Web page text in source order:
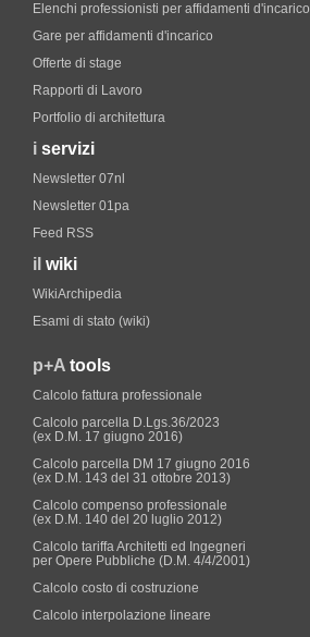
Elenchi professionisti per affidamenti d'incarico
Gare per affidamenti d'incarico
Offerte di stage
Rapporti di Lavoro
Portfolio di architettura
i servizi
Newsletter 07nl
Newsletter 01pa
Feed RSS
il wiki
WikiArchipedia
Esami di stato (wiki)
p+A tools
Calcolo fattura professionale
Calcolo parcella D.Lgs.36/2023
(ex D.M. 17 giugno 2016)
Calcolo parcella DM 17 giugno 2016
(ex D.M. 143 del 31 ottobre 2013)
Calcolo compenso professionale
(ex D.M. 140 del 20 luglio 2012)
Calcolo tariffa Architetti ed Ingegneri
per Opere Pubbliche (D.M. 4/4/2001)
Calcolo costo di costruzione
Calcolo interpolazione lineare